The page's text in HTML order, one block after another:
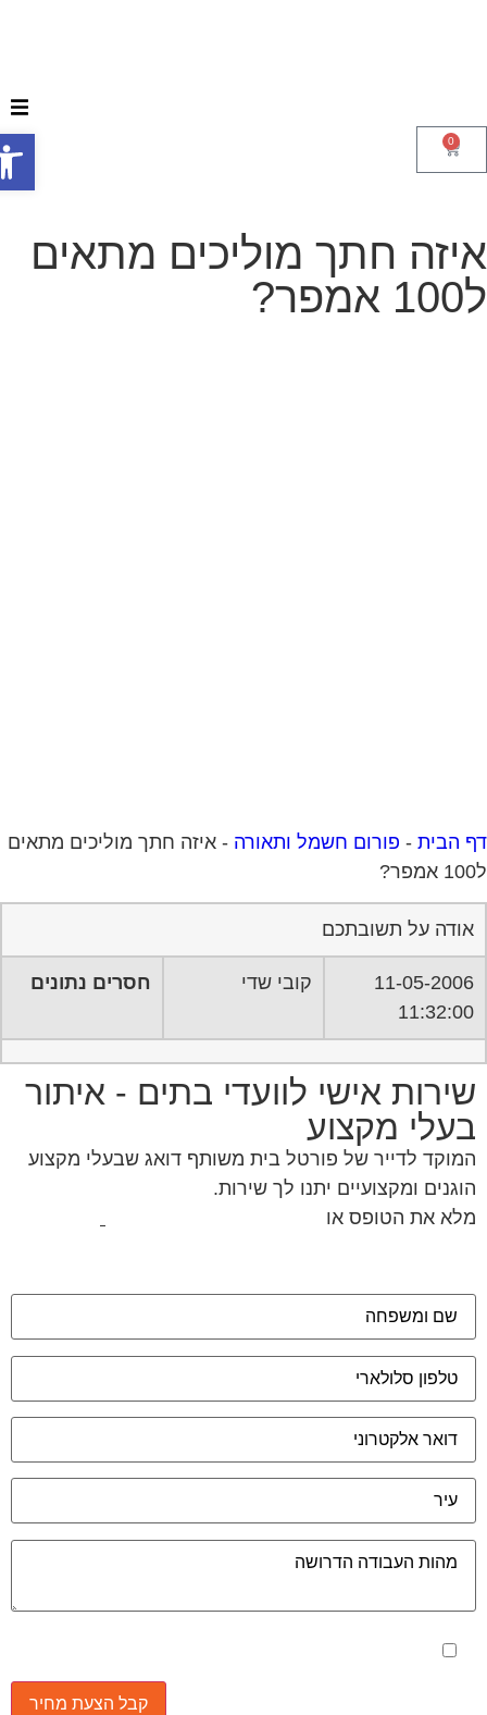
0
חתך מוליכים מתאים
הבית-פורום חשמל ותאורה-איזה חתך מוליכים מתאים
אודה על תשובתכם
11-05-2006
11:32:00
קובי שדי חסרים נתונים
שירות אישי לוועדי בתים - איתור
בעלי מקצוע
המוקד לדייר של פורטל בית משותף דואג שבעלי מקצוע
הוגנים ומקצועיים יתנו לך שירות.
מלא את הטופס אולחץ לשליחת הודעת ווצאפ
מאשר את תנאי הפרטיות